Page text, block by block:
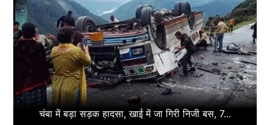
चंबा में बड़ा सड़क हादसा, खाई में जा गिरी निजी बस, 7...